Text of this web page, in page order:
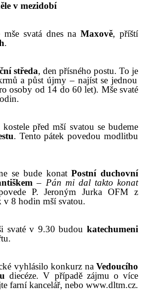
v mezidobí
svatá dnesna Maxově, příští
.
středa, den přísného postu. To je
a půst újmy – najíst se jednou
osoby od 14 do 60 let). Mše svaté
před mší svatou se budeme
. Tento pátek povedou modlitbu
se bude konatPostní duchovní
– Pán mi dal takto konat
P. Jeroným Jurka OFM z
v 8 hodin mší svatou.
svaté v 9.30budou katechumeni
vyhlásilo konkurz na Vedoucího
diecéze. V případě zájmu o více
farní kancelář, nebo www.dltm.cz.